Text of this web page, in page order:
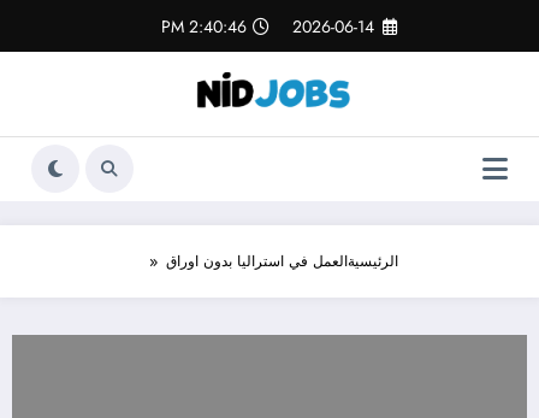
المحتوى
2026-06-14
2:40:47 PM
الرئيسيةالعمل في استراليا بدون اوراق